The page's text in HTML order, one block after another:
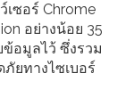
เซอร์ Chrome
อย่างน้อย 35
อมูลไว้ ซึ่งรวม
ยทางไซเบอร์